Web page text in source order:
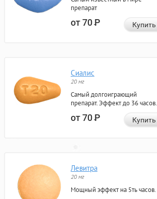
препарат
от 70Р Купить
Сиалис
20 мг
Самый долгоиграющий
препарат. Эффект до 36 часов.
от 70Р Купить
Левитра
20 мг
Мощный эффект на 5ть часов.